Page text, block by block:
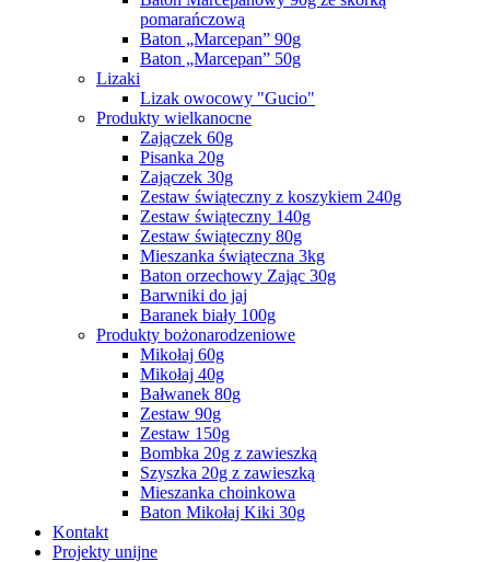
pomarańczową
Baton „Marcepan” 90g
Baton „Marcepan” 50g
Lizaki
Lizak owocowy "Gucio"
Produkty wielkanocne
Zajączek 60g
Pisanka 20g
Zajączek 30g
Zestaw świąteczny z koszykiem 240g
Zestaw świąteczny 140g
Zestaw świąteczny 80g
Mieszanka świąteczna 3kg
Baton orzechowy Zając 30g
Barwniki do jaj
Baranek biały 100g
Produkty bożonarodzeniowe
Mikołaj 60g
Mikołaj 40g
Bałwanek 80g
Zestaw 90g
Zestaw 150g
Bombka 20g z zawieszką
Szyszka 20g z zawieszką
Mieszanka choinkowa
Baton Mikołaj Kiki 30g
Kontakt
Projekty unijne